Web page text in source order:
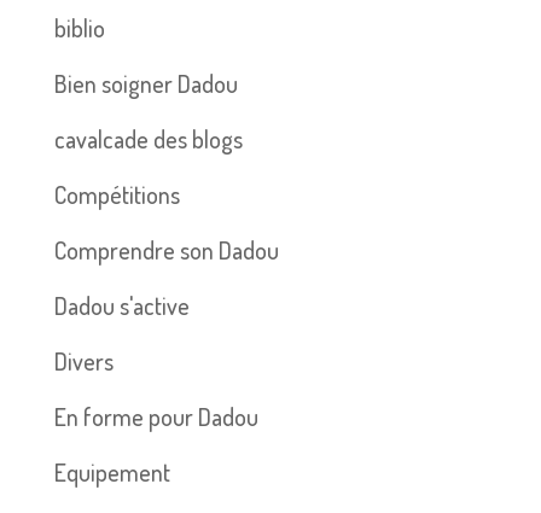
biblio
Bien soigner Dadou
cavalcade des blogs
Compétitions
Comprendre son Dadou
Dadou s'active
Divers
En forme pour Dadou
Equipement